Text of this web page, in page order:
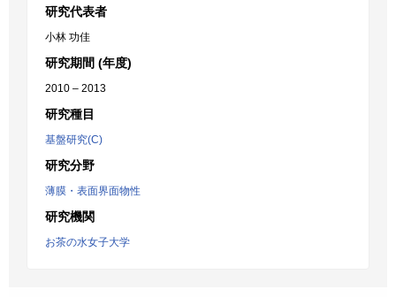
研究代表者
小林 功佳
研究期間 (年度)
2010 – 2013
研究種目
基盤研究(C)
研究分野
薄膜・表面界面物性
研究機関
お茶の水女子大学